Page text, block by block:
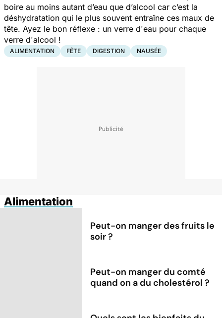
boire au moins autant d’eau que d’alcool car c’est la
déshydratation qui le plus souvent entraîne ces maux de
tête. Ayez le bon réflexe : un verre d'eau pour chaque
verre d'alcool !
ALIMENTATION FÊTE DIGESTION NAUSÉE
Alimentation
Peut-on manger des fruits le
soir ?
Peut-on manger du comté
quand on a du cholestérol ?